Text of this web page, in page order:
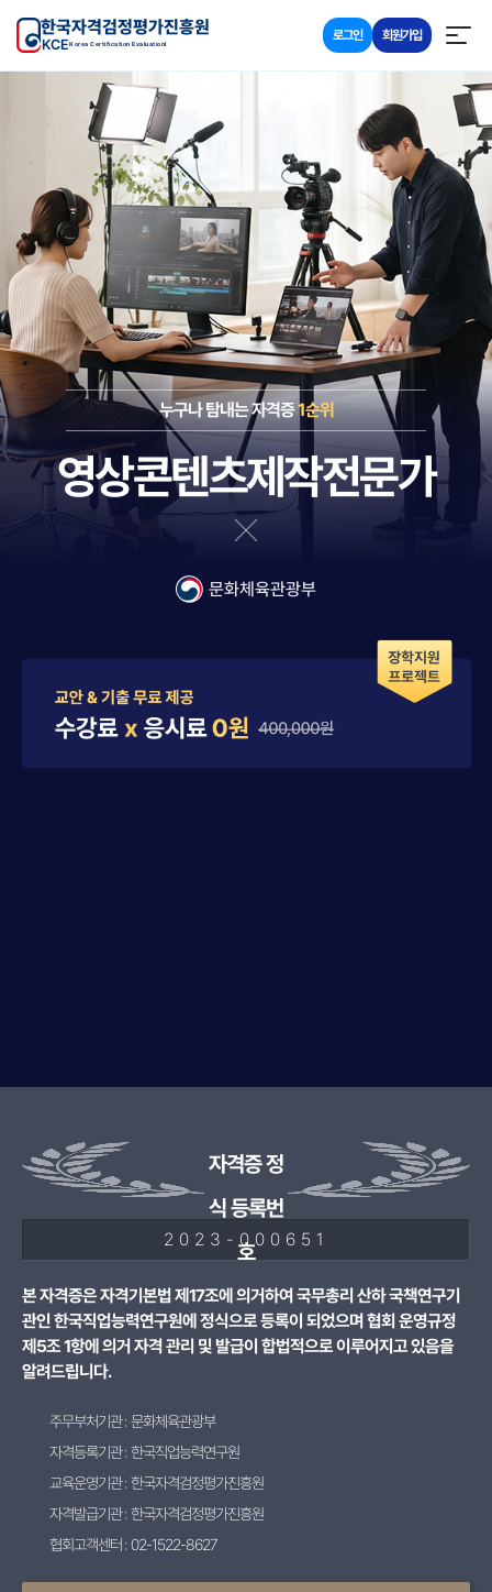
한국자격검정평가진흥원
KCEKorea Certification Evaluationl
로그인 회원가입
누구나 탐내는 자격증1순위
영상콘텐츠제작전문가
문화체육관광부
자격증 정
식 등록번
호
2023-000651
본 자격증은 자격기본법 제17조에 의거하여 국무총리 산하 국책연구기
관인 한국직업능력연구원에 정식으로 등록이 되었으며 협회 운영규정
제5조 1항에 의거 자격 관리 및 발급이 합법적으로 이루어지고 있음을
알려드립니다.
주무부처기관 : 문화체육관광부
자격등록기관 : 한국직업능력연구원
교육운영기관 : 한국자격검정평가진흥원
자격발급기관 : 한국자격검정평가진흥원
협회고객센터 : 02-1522-8627